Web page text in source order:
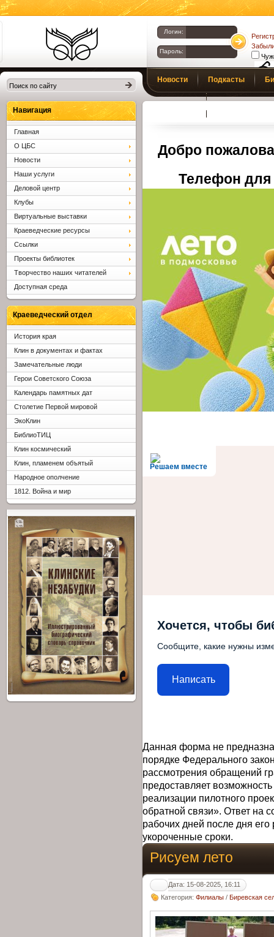
Библиотеки
Клина. Клинская
ЦБС.
Логин:
Пароль:
Новости Подкасты
Добро
Телефон для
Решаем вместе
Хочется, чтобы
Сообщите, какие нужны
Написать
Данная форма не
порядке Федерального
рассмотрения обращений
предоставляет
реализации пилотного
обратной связи». Ответ на
рабочих дней после дня
укороченные сроки.
Рисуем лето
Дата: 15-08-2025, 16:11
Категория: Филиалы / Биревская
Навигация
Главная
О ЦБС
Новости
Наши услуги
Деловой центр
Клубы
Виртуальные выставки
Краеведческие ресурсы
Ссылки
Проекты библиотек
Творчество наших читателей
Доступная среда
Краеведческий отдел
История края
Клин в документах и фактах
Замечательные люди
Герои Советского Союза
Календарь памятных дат
Столетие Первой мировой
ЭкоКлин
БиблиоТИЦ
Клин космический
Клин, пламенем объятый
Народное ополчение
1812. Война и мир